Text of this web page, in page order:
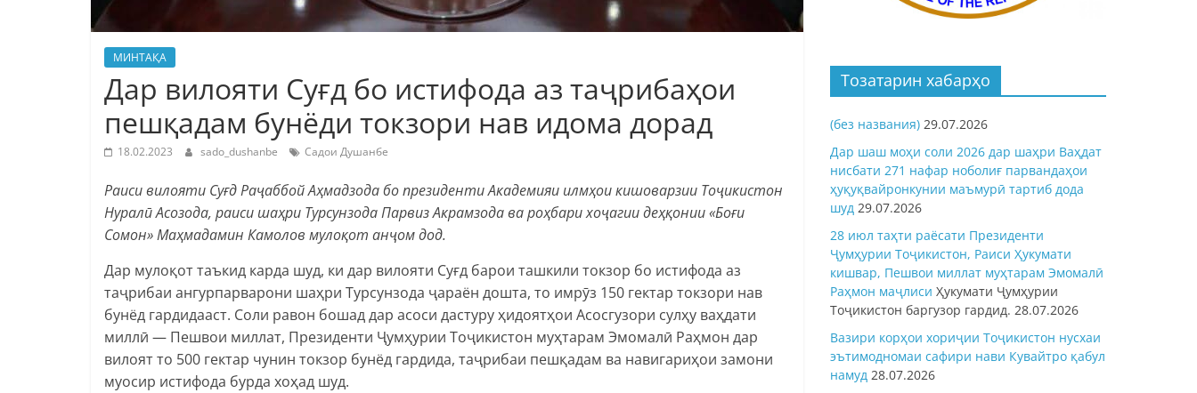
МИНТАҚА
Дар вилояти Суғд бо истифода аз таҷрибаҳои
пешқадам​ бунёди токзори нав идома дорад
18.02.2023 sado_dushanbe Садои Душанбе
Раиси вилояти Суғд Раҷаббой Аҳмадзода бо​ президенти Академияи илмҳои кишоварзии Тоҷикистон
Нуралӣ​ Асозода, раиси шаҳри Турсунзода Парвиз Акрамзода ва роҳбари хоҷагии деҳқонии «Боғи
Сомон» Маҳмадамин Камолов мулоқот анҷом дод.
Дар мулоқот таъкид карда шуд, ки дар вилояти Суғд барои ташкили токзор бо истифода аз
таҷрибаи ангурпарварони шаҳри Турсунзода ҷараён дошта, то имрӯз 150 гектар токзори нав​
бунёд гардидааст. Соли равон бошад дар асоси дастуру ҳидоятҳои​ Асосгузори сулҳу ваҳдати
миллӣ — Пешвои миллат, Президенти Ҷумҳурии Тоҷикистон муҳтарам Эмомалӣ Раҳмон​ дар
вилоят то 500 гектар чунин​ токзор бунёд гардида, таҷрибаи пешқадам ва навигариҳои замони
муосир истифода бурда хоҳад шуд.​
Тозатарин хабарҳо
(без названия) 29.07.2026
Дар шаш моҳи соли 2026 дар шаҳри Ваҳдат
нисбати 271 нафар ноболиғ парвандаҳои
ҳуқуқвайронкунии маъмурӣ тартиб дода
шуд 29.07.2026
28 июл таҳти раёсати Президенти
Ҷумҳурии Тоҷикистон, Раиси Ҳукумати
кишвар, Пешвои миллат муҳтарам Эмомалӣ
Раҳмон маҷлиси Ҳукумати Ҷумҳурии
Тоҷикистон баргузор гардид. 28.07.2026
Вазири корҳои хориҷии Тоҷикистон нусхаи
эътимодномаи сафири нави Кувайтро қабул
намуд 28.07.2026